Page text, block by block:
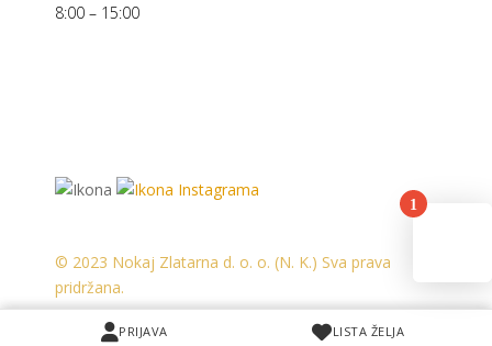
8:00 – 15:00
© 2023 Nokaj Zlatarna d. o. o. (N. K.) Sva prava
pridržana.
PRIJAVA LISTA ŽELJA
PRIJAVA LISTA ŽELJA
1